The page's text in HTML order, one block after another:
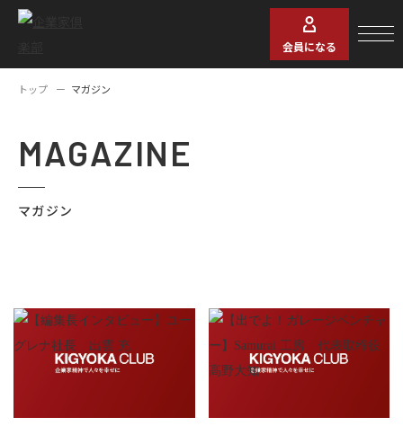
会員になる
トップ マガジン
MAGAZINE
マガジン